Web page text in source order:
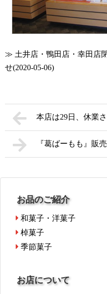
≫ 土井店・鴨田店・幸田店
せ(2020-05-06)
本店は29日、休業
『葛ばーもも』販
お品のご紹介
和菓子・洋菓子
棹菓子
季節菓子
お店について